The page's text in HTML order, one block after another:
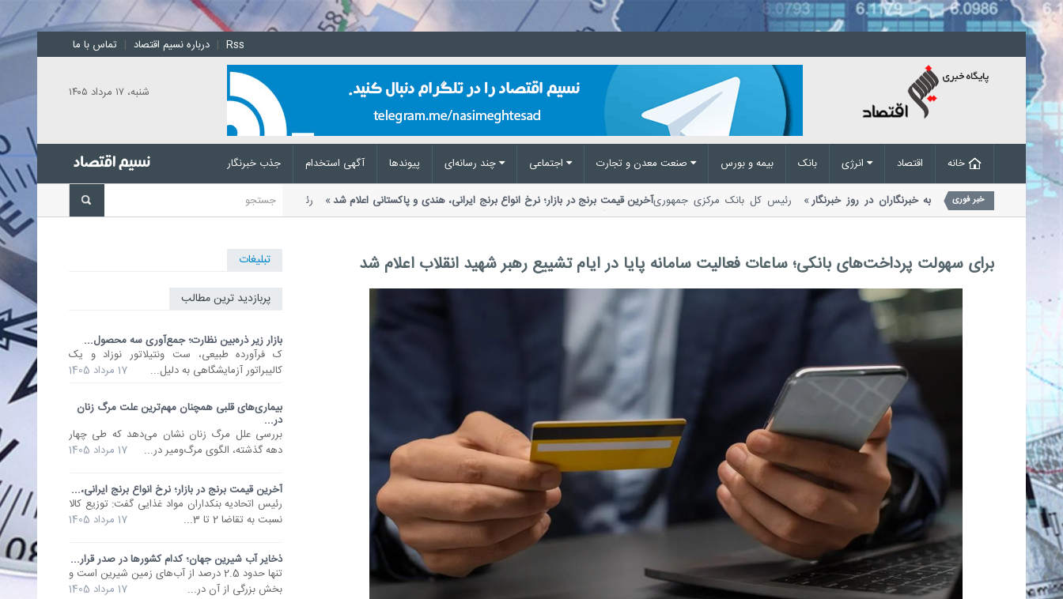
تماس با ما | درباره نسیم اقتصاد | Rss
شنبه، ۱۷ مرداد ۱۴۰۵
جذب خبرنگار آگهی استخدام پیوند‌ها بیمه و بورس بانک اقتصاد
خبر فوری آخرین قیمت برنج در بازار؛ نرخ انواع برنج ایرانی، هندی و پاکستانی اعلام شد
رئیس اتحادیه بنکداران
مواد غذایی گفت: توزیع کالا نسبت به تقاضا 2...
ویژه رئیس کل بانک مرکزی به خبرنگاران در روز خبرنگار
رئیس کل بانک مرکزی جمهوری
ایران در پیامی به مناسبت هفدهم...
تبلیغات
پربازدید ترین مطالب
بازار زیر ذره‌بین نظارت؛ جمع‌آوری سه محصول...
ک فرآورده طبیعی، ست ونتیلاتور نوزاد و یک
کالیبراتور آزمایشگاهی به دلیل...
17 مرداد 1405
بیماری‌های قلبی همچنان مهم‌ترین علت مرگ زنان
در...
بررسی علل مرگ زنان نشان می‌دهد که طی چهار
دهه گذشته، الگوی مرگ‌ومیر در...
17 مرداد 1405
آخرین قیمت برنج در بازار؛ نرخ انواع برنج ایرانی،...
رئیس اتحادیه بنکداران مواد غذایی گفت: توزیع کالا
نسبت به تقاضا 2 تا 3...
17 مرداد 1405
ذخایر آب شیرین جهان؛ کدام کشورها در صدر قرار...
تنها حدود 2.5 درصد از آب‌های زمین شیرین است و
بخش بزرگی از آن در...
17 مرداد 1405
برای سهولت پرداخت‌های بانکی؛ ساعات فعالیت سامانه پایا در ایام تشییع رهبر شهید انقلاب اعلام شد